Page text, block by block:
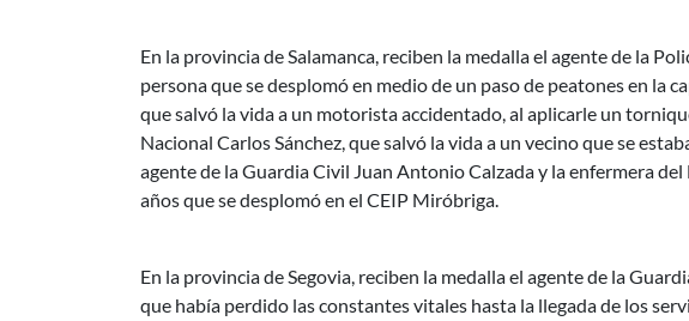
En la provincia de Salamanca, reciben la medalla el agente de la
persona que se desplomó en medio de un paso de peatones en la
que salvó la vida a un motorista accidentado, al aplicarle un
Nacional Carlos Sánchez, que salvó la vida a un vecino que se
agente de la Guardia Civil Juan Antonio Calzada y la enfermera
años que se desplomó en el CEIP Miróbriga.
En la provincia de Segovia, reciben la medalla el agente de la
que había perdido las constantes vitales hasta la llegada de los